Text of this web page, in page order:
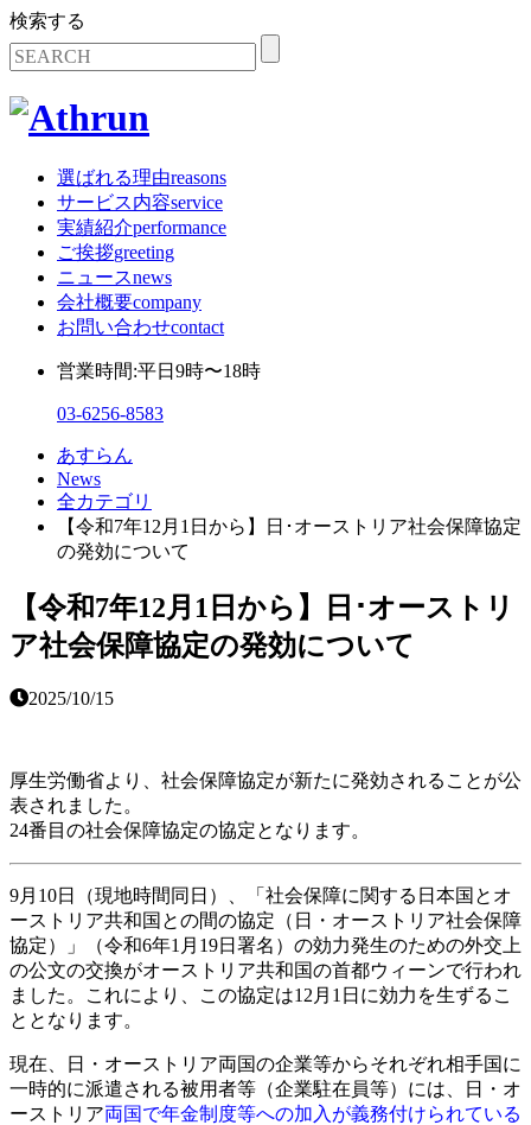
検索する
選ばれる理由reasons
サービス内容service
実績紹介performance
ご挨拶greeting
ニュースnews
会社概要company
お問い合わせcontact
営業時間:平日9時〜18時
03-6256-8583
あすらん
News
全カテゴリ
【令和7年12月1日から】日･オーストリア社会保障協定
の発効について
【令和7年12月1日から】日･オーストリ
ア社会保障協定の発効について
2025/10/15
厚生労働省より、社会保障協定が新たに発効されることが公
表されました。
24番目の社会保障協定の協定となります。
9月10日（現地時間同日）、「社会保障に関する日本国とオ
ーストリア共和国との間の協定（日・オーストリア社会保障
協定）」（令和6年1月19日署名）の効力発生のための外交上
の公文の交換がオーストリア共和国の首都ウィーンで行われ
ました。これにより、この協定は12月1日に効力を生ずるこ
ととなります。
現在、日・オーストリア両国の企業等からそれぞれ相手国に
一時的に派遣される被用者等（企業駐在員等）には、日・オ
ーストリア両国で年金制度等への加入が義務付けられている